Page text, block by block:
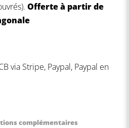
Offerte à partir de
via Stripe, Paypal, Paypal en
complémentaires